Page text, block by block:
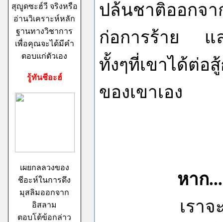
สุญูดซะฮ์วี จริงหรือ
อ่านวิเคราะห์หลัก
ฐานทางวิชาการ
เพื่อคุณจะได้มีคำ
ตอบแก่ตัวเอง
รู้ทันชีอะฮ์
เผยกลลวงของ
ชีอะห์ในการดึง
มุสลิมออกจาก
อิสลาม
ตอบโต้ข้อกล่าว
ปล้นชาติออกจ
ก่อการร้าย แล
ทั้งๆที่เขาได้ต่อ
ของเขาเอง
หาก
เราจะได้เ